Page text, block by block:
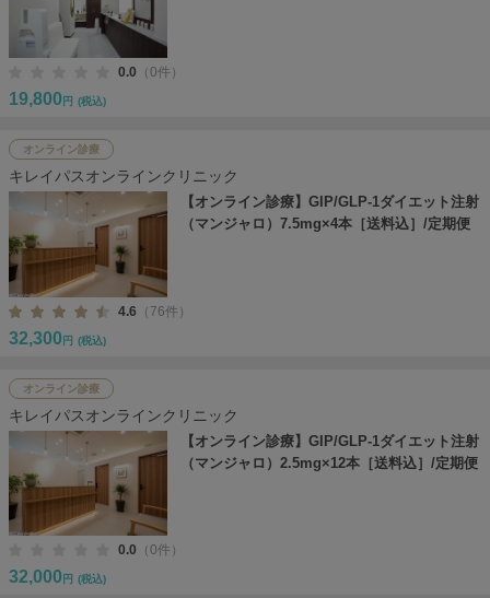
0.0 （0件）
19,800 円 (税込)
オンライン診療
キレイパスオンラインクリニック
【オンライン診療】GIP/GLP-1ダイエット注射
（マンジャロ）7.5mg×4本［送料込］/定期便
4.6 （76件）
32,300 円 (税込)
オンライン診療
キレイパスオンラインクリニック
【オンライン診療】GIP/GLP-1ダイエット注射
（マンジャロ）2.5mg×12本［送料込］/定期便
0.0 （0件）
32,000 円 (税込)